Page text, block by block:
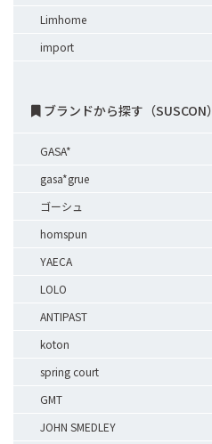
Limhome
import
ブランドから探す（SUSCON）
GASA*
gasa*grue
ゴーシュ
homspun
YAECA
LOLO
ANTIPAST
koton
spring court
GMT
JOHN SMEDLEY